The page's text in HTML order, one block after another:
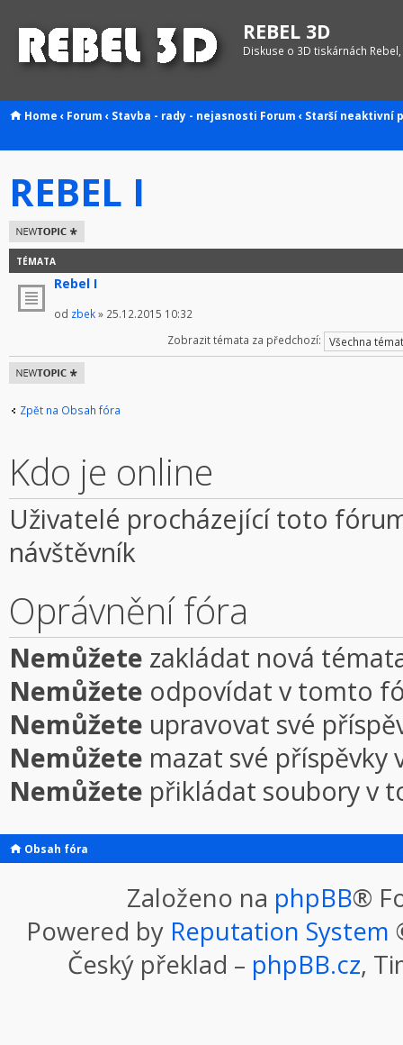
REBEL 3D
Diskuse o 3D tiskárnách
Home ‹ Forum ‹ Stavba - rady - nejasnosti Forum ‹ Starší neaktivní
REBEL I
Odeslat nové
téma
TÉMATA
Rebel I
od zbek» 25.12.2015 10:32
Zobrazit témata za předchozí:
Odeslat nové
téma
Zpět na Obsah fóra
Kdo je online
Uživatelé procházející toto
návštěvník
Oprávnění fóra
Nemůžete zakládat nová
Nemůžete odpovídat v tomto
Nemůžete upravovat své
Nemůžete mazat své
Nemůžete přikládat soubory v
Obsah fóra
Založeno na phpBB®
Powered by Reputation System
Český překlad – phpBB.cz,